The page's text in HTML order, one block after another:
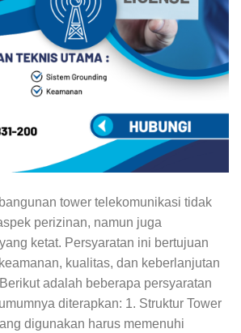
tower telekomunikasi tidak
perizinan, namun juga
ketat. Persyaratan ini bertujuan
kualitas, dan keberlanjutan
adalah beberapa persyaratan
diterapkan: 1. Struktur Tower
digunakan harus memenuhi